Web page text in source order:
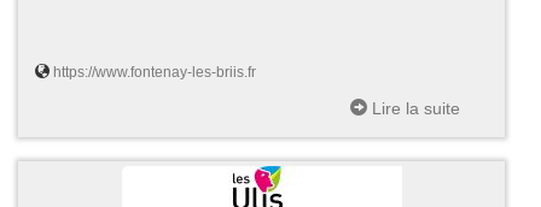
https://www.fontenay-les-briis.fr
Lire la suite